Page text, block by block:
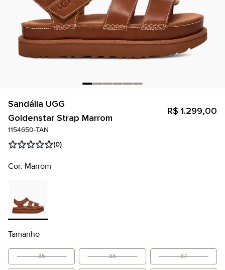
Sandália UGG
Goldenstar Strap Marrom
R$ 1.299,00
1154650-TAN
(0)
Cor: Marrom
Tamanho
35 36 37